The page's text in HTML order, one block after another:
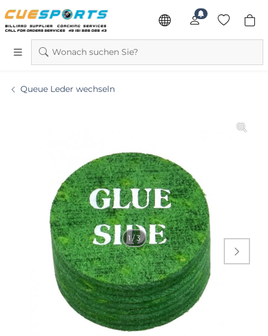
Wonach suchen Sie?
Queue Leder wechseln
